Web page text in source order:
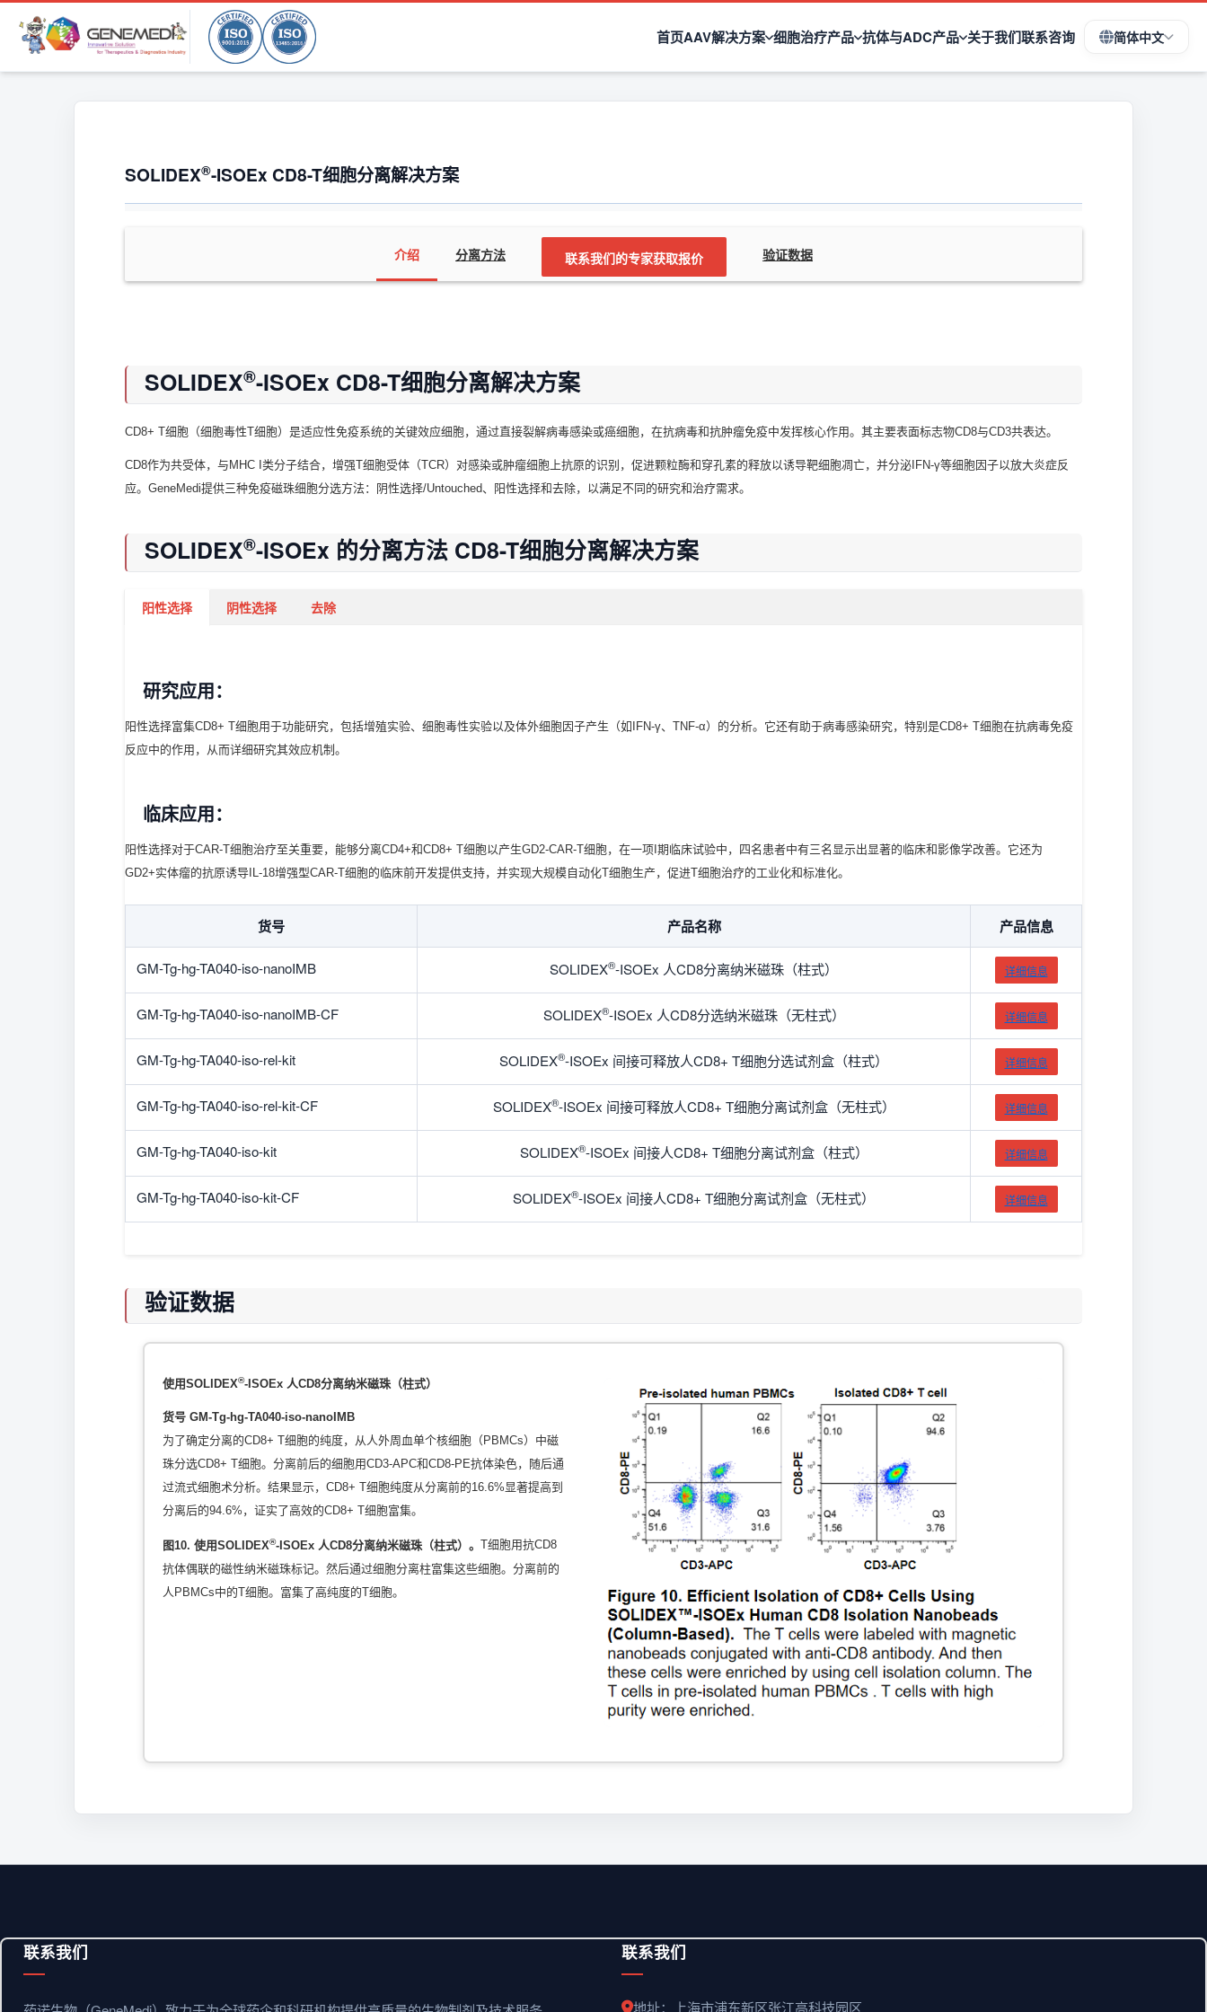
首页AAV解决方案 细胞治疗产品 抗体与ADC产品 关于我们联系咨询 简体中文
SOLIDEX®-ISOEx CD8-T细胞分离解决方案
介绍 分离方法 联系我们的专家获取报价 验证数据
SOLIDEX®-ISOEx CD8-T细胞分离解决方案
CD8+ T细胞（细胞毒性T细胞）是适应性免疫系统的关键效应细胞，通过直接裂解病毒感染或癌细胞，在抗病毒和抗肿瘤免疫中发挥核心作用。其主要表面标志物CD8与CD3共表达。
CD8作为共受体，与MHC I类分子结合，增强T细胞受体（TCR）对感染或肿瘤细胞上抗原的识别，促进颗粒酶和穿孔素的释放以诱导靶细胞凋亡，并分泌IFN-γ等细胞因子以放大炎症反
应。GeneMedi提供三种免疫磁珠细胞分选方法：阴性选择/Untouched、阳性选择和去除，以满足不同的研究和治疗需求。
SOLIDEX®-ISOEx 的分离方法 CD8-T细胞分离解决方案
阳性选择 阴性选择 去除
研究应用：
阳性选择富集CD8+ T细胞用于功能研究，包括增殖实验、细胞毒性实验以及体外细胞因子产生（如IFN-γ、TNF-α）的分析。它还有助于病毒感染研究，特别是CD8+ T细胞在抗病毒免疫
反应中的作用，从而详细研究其效应机制。
临床应用：
阳性选择对于CAR-T细胞治疗至关重要，能够分离CD4+和CD8+ T细胞以产生GD2-CAR-T细胞，在一项I期临床试验中，四名患者中有三名显示出显著的临床和影像学改善。它还为
GD2+实体瘤的抗原诱导IL-18增强型CAR-T细胞的临床前开发提供支持，并实现大规模自动化T细胞生产，促进T细胞治疗的工业化和标准化。
货号 产品名称 产品信息
GM-Tg-hg-TA040-iso-nanoIMB SOLIDEX®-ISOEx 人CD8分离纳米磁珠（柱式） 详细信息
GM-Tg-hg-TA040-iso-nanoIMB-CF SOLIDEX®-ISOEx 人CD8分选纳米磁珠（无柱式） 详细信息
GM-Tg-hg-TA040-iso-rel-kit SOLIDEX®-ISOEx 间接可释放人CD8+ T细胞分选试剂盒（柱式） 详细信息
GM-Tg-hg-TA040-iso-rel-kit-CF SOLIDEX®-ISOEx 间接可释放人CD8+ T细胞分离试剂盒（无柱式） 详细信息
GM-Tg-hg-TA040-iso-kit SOLIDEX®-ISOEx 间接人CD8+ T细胞分离试剂盒（柱式） 详细信息
GM-Tg-hg-TA040-iso-kit-CF SOLIDEX®-ISOEx 间接人CD8+ T细胞分离试剂盒（无柱式） 详细信息
验证数据
使用SOLIDEX®-ISOEx 人CD8分离纳米磁珠（柱式）
货号 GM-Tg-hg-TA040-iso-nanoIMB
为了确定分离的CD8+ T细胞的纯度，从人外周血单个核细胞（PBMCs）中磁
珠分选CD8+ T细胞。分离前后的细胞用CD3-APC和CD8-PE抗体染色，随后通
过流式细胞术分析。结果显示，CD8+ T细胞纯度从分离前的16.6%显著提高到
分离后的94.6%，证实了高效的CD8+ T细胞富集。
图10. 使用SOLIDEX®-ISOEx 人CD8分离纳米磁珠（柱式）。 T细胞用抗CD8
抗体偶联的磁性纳米磁珠标记。然后通过细胞分离柱富集这些细胞。分离前的
人PBMCs中的T细胞。富集了高纯度的T细胞。
联系我们 联系我们
地址：上海市浦东新区张江高科技园区